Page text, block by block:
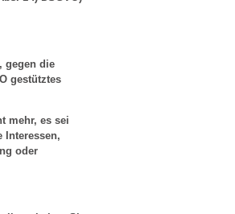
gegen die
gestütztes
mehr, es sei
Interessen,
oder